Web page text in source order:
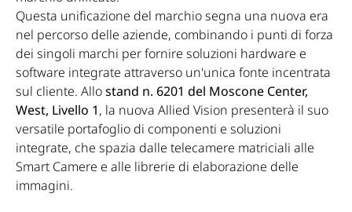
Questa unificazione del marchio segna una nuova era
nel percorso delle aziende, combinando i punti di forza
dei singoli marchi per fornire soluzioni hardware e
software integrate attraverso un'unica fonte incentrata
sul cliente. Allostand n. 6201 del Moscone Center,
West, Livello 1, la nuova Allied Vision presenterà il suo
versatile portafoglio di componenti e soluzioni
integrate, che spazia dalle telecamere matriciali alle
Smart Camere e alle librerie di elaborazione delle
immagini.